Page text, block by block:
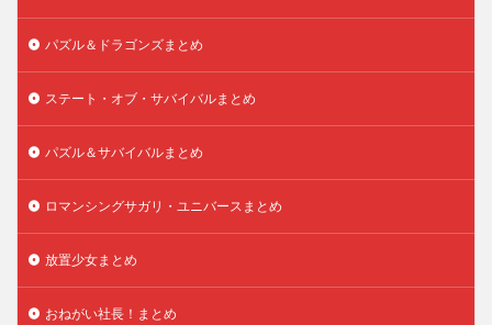
パズル＆ドラゴンズまとめ
ステート・オブ・サバイバルまとめ
パズル＆サバイバルまとめ
ロマンシングサガリ・ユニバースまとめ
放置少女まとめ
おねがい社長！まとめ